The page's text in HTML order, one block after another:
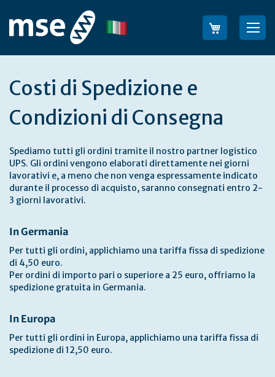
contenuto
Lingua
Costi di Spedizione e
Condizioni di Consegna
Spediamo tutti gli ordini tramite il nostro partner logistico
UPS. Gli ordini vengono elaborati direttamente nei giorni
lavorativi e, a meno che non venga espressamente indicato
durante il processo di acquisto, saranno consegnati entro 2-
3 giorni lavorativi.
In Germania
Per tutti gli ordini, applichiamo una tariffa fissa di spedizione
di 4,50 euro.
Per ordini di importo pari o superiore a 25 euro, offriamo la
spedizione gratuita in Germania.
In Europa
Per tutti gli ordini in Europa, applichiamo una tariffa fissa di
spedizione di 12,50 euro.